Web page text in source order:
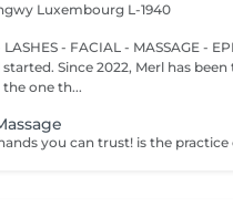
Luxembourg L-1940
- FACIAL - MASSAGE -
Since 2022, Merl has
one th...